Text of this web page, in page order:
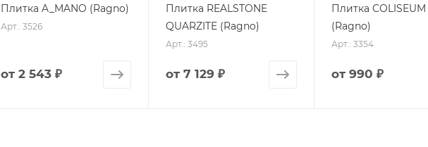
Плитка A_MANO (Ragno)
Арт.: 3526
от 2 543 ₽
Плитка REALSTONE
QUARZITE (Ragno)
Арт.: 3495
от7 129 ₽
Плитка COLISEUM
(Ragno)
Арт.: 3354
от 990 ₽